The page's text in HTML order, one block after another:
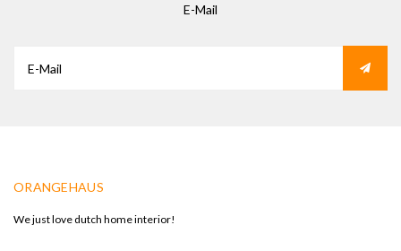
E-Mail
ORANGEHAUS
We just love dutch home interior!